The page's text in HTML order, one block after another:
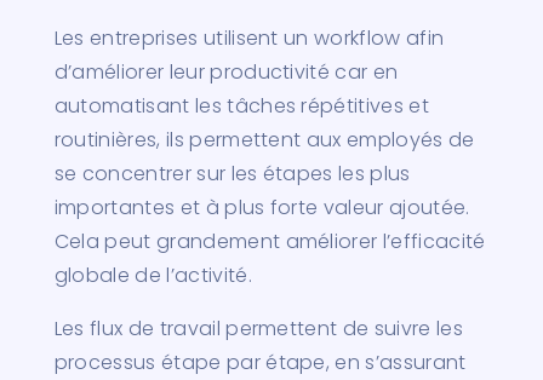
Les entreprises utilisent un workflow afin
d’améliorer leur productivité car en
automatisant les tâches répétitives et
routinières, ils permettent aux employés de
se concentrer sur les étapes les plus
importantes et à plus forte valeur ajoutée.
Cela peut grandement améliorer l’efficacité
globale de l’activité.
Les flux de travail permettent de suivre les
processus étape par étape, en s’assurant